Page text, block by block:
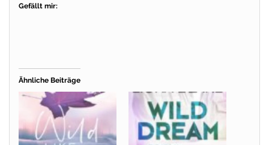
Gefällt mir:
Ähnliche Beiträge